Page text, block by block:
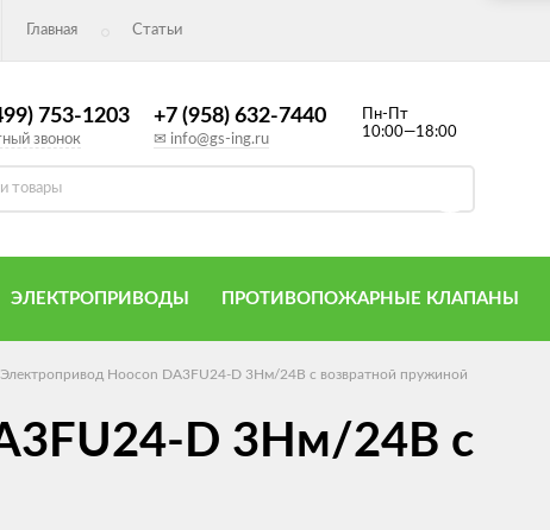
Главная Статьи
753-1203
звонок
+7 (958) 632-7440
✉ info@gs-ing.ru
Пн-Пт
10:00—18:00
ЭЛЕКТРОПРИВОДЫ ПРОТИВОПОЖАРНЫЕ КЛАПАНЫ
Электропривод Hoocon DA3FU24-D 3Нм/24В с возвратной пружиной
D 3Нм/24В с